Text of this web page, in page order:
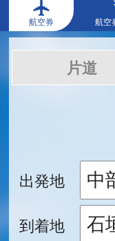
航空券 航空
片道
出発地
到着地